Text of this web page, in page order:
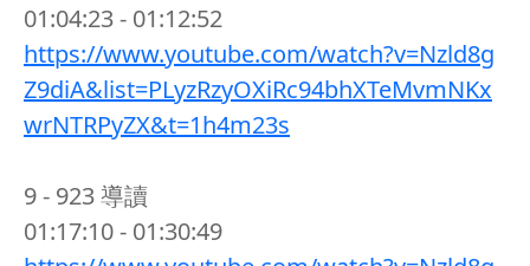
01:04:23 - 01:12:52
https://www.youtube.com/watch?v=Nzld8g
Z9diA&list=PLyzRzyOXiRc94bhXTeMvmNKx
wrNTRPyZX&t=1h4m23s
9 - 923 導讀
01:17:10 - 01:30:49